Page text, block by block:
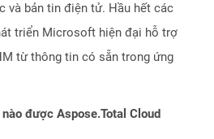
và bản tin điện tử. Hầu hết các
triển Microsoft hiện đại hỗ trợ
từ thông tin có sẵn trong ứng
được Aspose.Total Cloud